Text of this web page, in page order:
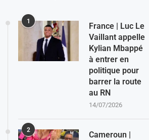
1
France | Luc Le
Vaillant appelle
Kylian Mbappé
à entrer en
politique pour
barrer la route
au RN
14/07/2026
2
Cameroun |